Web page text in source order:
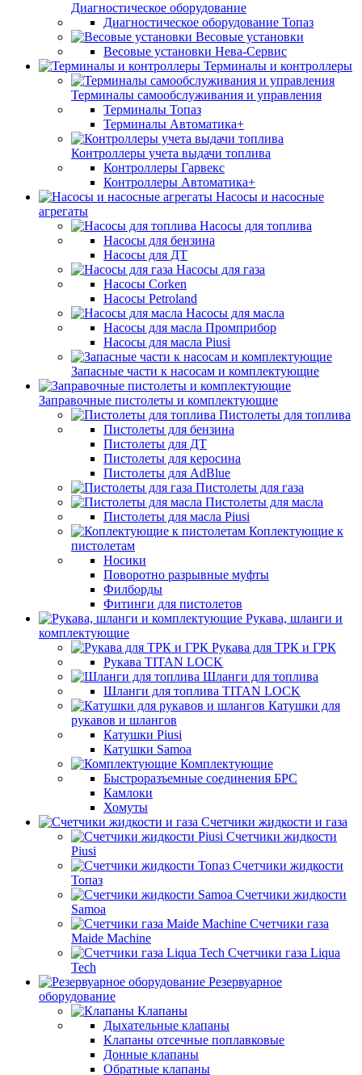
Диагностическое оборудование
Диагностическое оборудование Топаз
Весовые установки
Весовые установки Нева-Сервис
Терминалы и контроллеры
Терминалы самообслуживания и управления
Терминалы Топаз
Терминалы Автоматика+
Контроллеры учета выдачи топлива
Контроллеры Гарвекс
Контроллеры Автоматика+
Насосы и насосные
агрегаты
Насосы для топлива
Насосы для бензина
Насосы для ДТ
Насосы для газа
Насосы Corken
Насосы Petroland
Насосы для масла
Насосы для масла Промприбор
Насосы для масла Piusi
Запасные части к насосам и комплектующие
Заправочные пистолеты и комплектующие
Пистолеты для топлива
Пистолеты для бензина
Пистолеты для ДТ
Пистолеты для керосина
Пистолеты для AdBlue
Пистолеты для газа
Пистолеты для масла
Пистолеты для масла Piusi
Коплектующие к
пистолетам
Носики
Поворотно разрывные муфты
Филборды
Фитинги для пистолетов
Рукава, шланги и
комплектующие
Рукава для ТРК и ГРК
Рукава TITAN LOCK
Шланги для топлива
Шланги для топлива TITAN LOCK
Катушки для
рукавов и шлангов
Катушки Piusi
Катушки Samoa
Комплектующие
Быстроразъемные соединения БРС
Камлоки
Хомуты
Счетчики жидкости и газа
Счетчики жидкости
Piusi
Счетчики жидкости
Топаз
Счетчики жидкости
Samoa
Счетчики газа
Maide Machine
Счетчики газа Liqua
Tech
Резервуарное
оборудование
Клапаны
Дыхательные клапаны
Клапаны отсечные поплавковые
Донные клапаны
Обратные клапаны